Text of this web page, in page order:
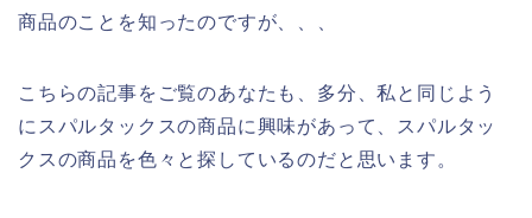
商品のことを知ったのですが、、、
こちらの記事をご覧のあなたも、多分、私と同じよう
にスパルタックスの商品に興味があって、スパルタッ
クスの商品を色々と探しているのだと思います。